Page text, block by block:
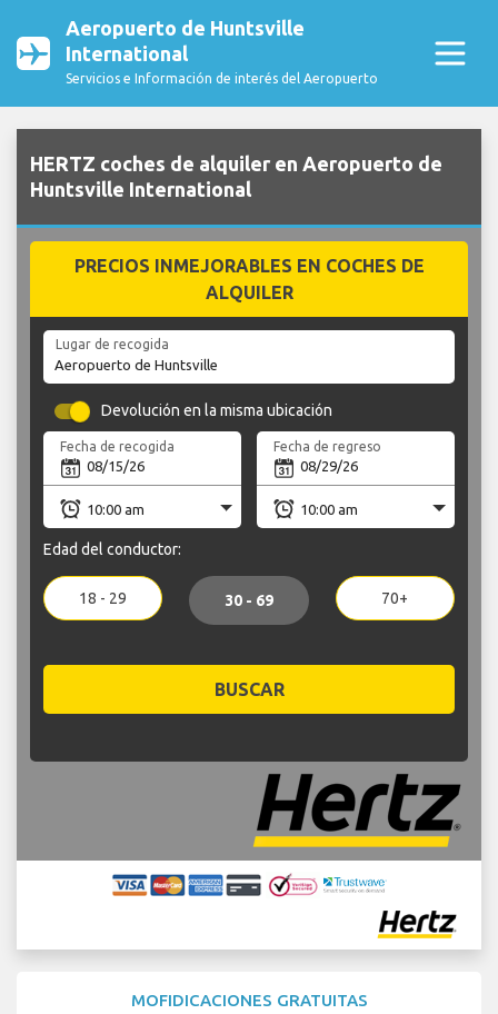
Aeropuerto de Huntsville
International
Servicios e Información de interés del Aeropuerto
HERTZ coches de alquiler en Aeropuerto de
Huntsville International
PRECIOS INMEJORABLES EN COCHES DE
ALQUILER
Lugar de recogida
Devolución en la misma ubicación
Fecha de recogida Fecha de regreso
Edad del conductor:
18 - 29 30 - 69 70+
BUSCAR
MOFIDICACIONES GRATUITAS